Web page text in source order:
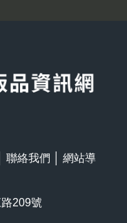
聯絡我們
網站導
209號